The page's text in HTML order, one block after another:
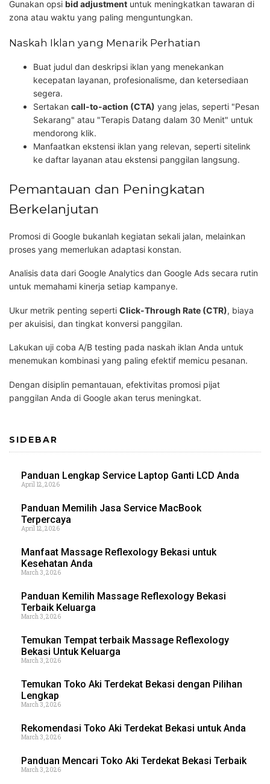
Gunakan opsi bid adjustment untuk meningkatkan tawaran di
zona atau waktu yang paling menguntungkan.
Naskah Iklan yang Menarik Perhatian
Buat judul dan deskripsi iklan yang menekankan
kecepatan layanan, profesionalisme, dan ketersediaan
segera.
Sertakan call-to-action (CTA) yang jelas, seperti "Pesan
Sekarang" atau "Terapis Datang dalam 30 Menit" untuk
mendorong klik.
Manfaatkan ekstensi iklan yang relevan, seperti sitelink
ke daftar layanan atau ekstensi panggilan langsung.
Pemantauan dan Peningkatan
Berkelanjutan
Promosi di Google bukanlah kegiatan sekali jalan, melainkan
proses yang memerlukan adaptasi konstan.
Analisis data dari Google Analytics dan Google Ads secara rutin
untuk memahami kinerja setiap kampanye.
Ukur metrik penting seperti Click-Through Rate (CTR), biaya
per akuisisi, dan tingkat konversi panggilan.
Lakukan uji coba A/B testing pada naskah iklan Anda untuk
menemukan kombinasi yang paling efektif memicu pesanan.
Dengan disiplin pemantauan, efektivitas promosi pijat
panggilan Anda di Google akan terus meningkat.
SIDEBAR
Panduan Lengkap Service Laptop Ganti LCD Anda
April 12, 2026
Panduan Memilih Jasa Service MacBook
Terpercaya
April 12, 2026
Manfaat Massage Reflexology Bekasi untuk
Kesehatan Anda
March 3, 2026
Panduan Kemilih Massage Reflexology Bekasi
Terbaik Keluarga
March 3, 2026
Temukan Tempat terbaik Massage Reflexology
Bekasi Untuk Keluarga
March 3, 2026
Temukan Toko Aki Terdekat Bekasi dengan Pilihan
Lengkap
March 3, 2026
Rekomendasi Toko Aki Terdekat Bekasi untuk Anda
March 3, 2026
Panduan Mencari Toko Aki Terdekat Bekasi Terbaik
March 3, 2026